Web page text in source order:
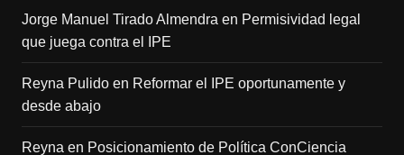
Jorge Manuel Tirado Almendra en Permisividad legal
que juega contra el IPE
Reyna Pulidoen Reformar el IPE oportunamente y
desde abajo
Reyna en Posicionamiento de Política ConCiencia